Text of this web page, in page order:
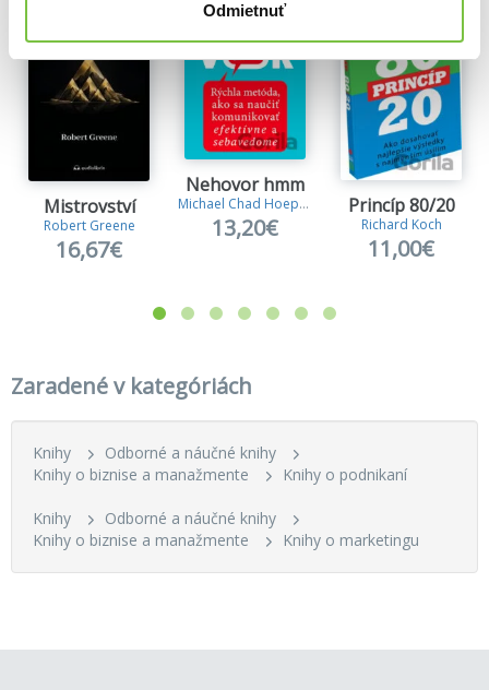
Odmietnuť
Mistrovství
Robert Greene
16,67€
Nehovor hmm
Michael Chad Hoeppner
13,20€
Princíp 80/20
Richard Koch
11,00€
Zaradené v kategóriách
Knihy
Odborné a náučné knihy
Knihy o biznise a manažmente
Knihy o podnikaní
Knihy
Odborné a náučné knihy
Knihy o biznise a manažmente
Knihy o marketingu